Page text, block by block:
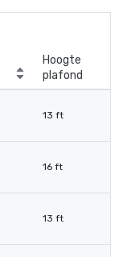
Hoogte
plafond
13 ft
16 ft
13 ft